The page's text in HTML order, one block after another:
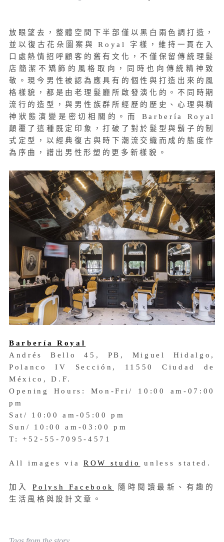
放眼望去，整體空間下半部僅以黑白兩色調打造，
並以復古花朵圖案與 Royal 字樣，維持一貫在入
口處熱情招呼顧客的舊有文化，不僅保留傳統理髮
店簡潔不矯飾的風格取向，同時也向傳統精神致
敬。現今男性被認為應具有的個性與打造出來的風
格樣貌，都是由老理髮廳所啟發演化的。不同時期
流行的造型，與男性族群所經歷的歷史、心理與精
神狀態演變是密切相關的。而 Barbería Royal
顛覆了這種既定印象，打破了對於髮型與鬍子的制
式定型，以經典復古與時下潮流交織而成的態度作
為序曲，譜出男性形塑的更多新樣貌。
Barbería Royal
Andrés Bello 45, PB, Miguel Hidalgo,
Polanco IV Sección, 11550 Ciudad de
México, D.F.
Opening Hours: Mon-Fri/ 10:00 am-07:00
pm
Sat/ 10:00 am-05:00 pm
Sun/ 10:00 am-03:00 pm
T: +52-55-7095-4571
All images via ROW studio unless stated.
加入Polysh Facebook
隨時閱讀最新、有趣的
生活風格與設計文章。